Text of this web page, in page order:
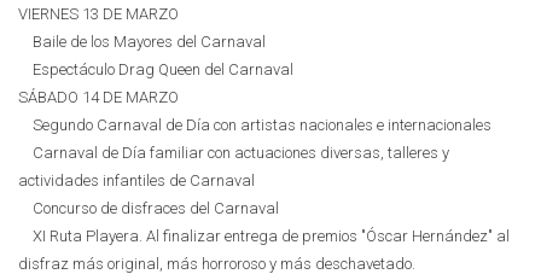
VIERNES 13 DE MARZO
Baile de los Mayores del Carnaval
Espectáculo Drag Queen del Carnaval
SÁBADO 14 DE MARZO
Segundo Carnaval de Día con artistas nacionales e internacionales
Carnaval de Día familiar con actuaciones diversas, talleres y
actividades infantiles de Carnaval
Concurso de disfraces del Carnaval
XI Ruta Playera. Al finalizar entrega de premios "Óscar Hernández" al
disfraz más original, más horroroso y más deschavetado.